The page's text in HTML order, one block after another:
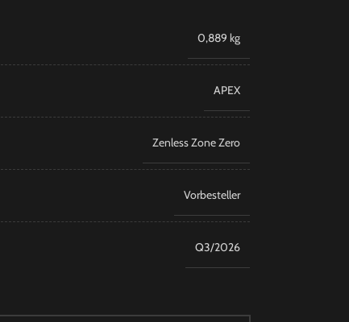
0,889 kg
APEX
Zenless Zone Zero
Vorbesteller
Q3/2026